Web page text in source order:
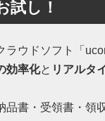
試し！
ラウドソフト「
効率化と リアルタ
品書・受領書・領